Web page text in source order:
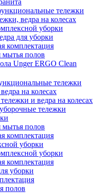
тележки
ведра на колесах
уборки
для уборки
комплектация
полов
Unger ERGO Clean
тележки
на колесах
и ведра на колесах
тележки
полов
комплектация
уборки
уборки
комплектация
уборки
полов